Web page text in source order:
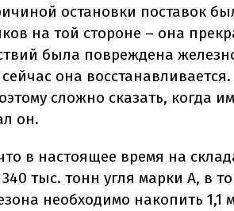
остановки поставок
на той стороне – она
была повреждена
она
сложно сказать, когда
он.
в настоящее время на
тыс. тонн угля марки А, в
необходимо накопить 1,1